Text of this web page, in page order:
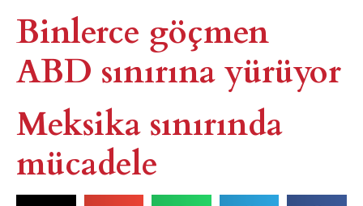
Binlerce göçmen
ABD sınırına yürüyor
Meksika sınırında
mücadele​